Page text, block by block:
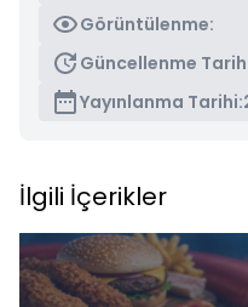
Görüntülenme:
Güncellenme
Yayınlanma Tarihi:
İlgili İçerikler